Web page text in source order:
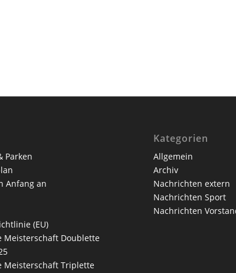
Parken
Anfang an
(EU)
Meisterschaft Doublette
Meisterschaft Triplette
Kategorien
Allgemein
Archiv
Nachrichten extern
Nachrichten Sport
Nachrichten